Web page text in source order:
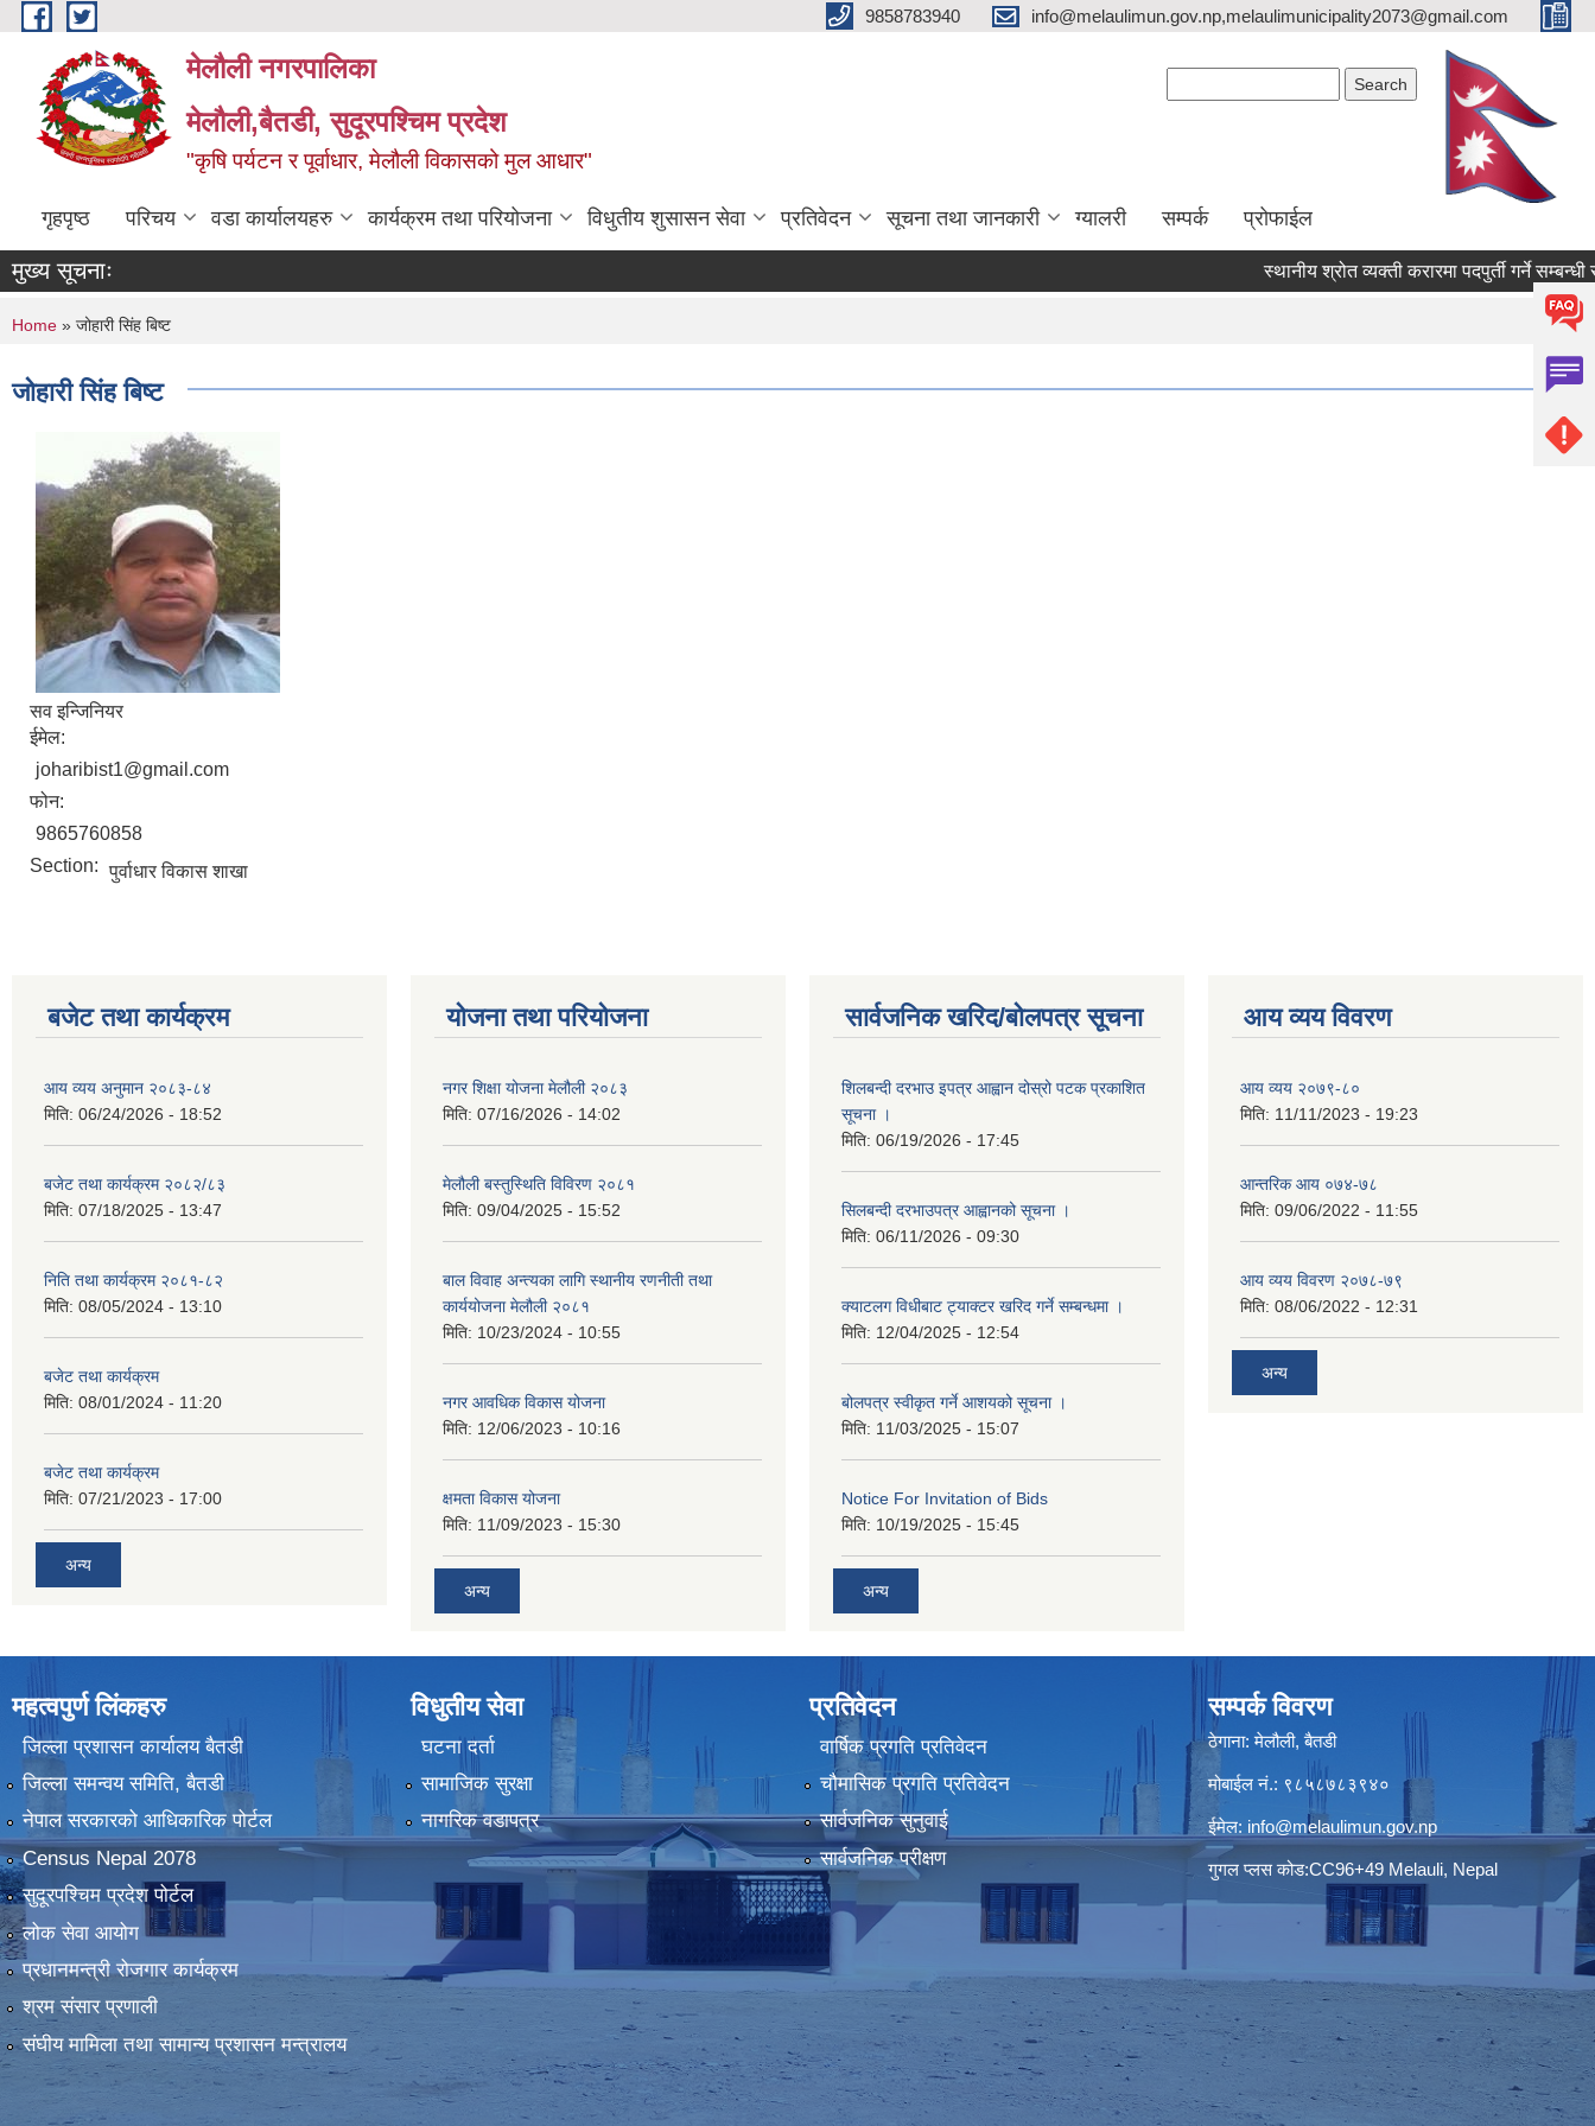
Skip to main content 9858783940 info@melaulimun.gov.np,melaulimunicipality2073@gmail.com
मेलौली नगरपालिका
मेलौली,बैतडी, सुदूरपश्‍चिम प्रदेश
"कृषि पर्यटन र पूर्वाधार, मेलौली विकासको मुल आधार"
गृहपृष्ठ परिचय वडा कार्यालयहरु कार्यक्रम तथा परियोजना विधुतीय शुसासन सेवा प्रतिवेदन सूचना तथा जानकारी ग्यालरी सम्पर्क प्रोफाईल
मुख्य सूचनाः स्थानीय श्रोत व्यक्ती करारमा पदपुर्ती गर्ने सम्बन्धी
You are here
Home » जोहारी सिंह बिष्ट
जोहारी सिंह बिष्ट
सव इन्जिनियर
ईमेल:
joharibist1@gmail.com
फोन:
9865760858
Section: पुर्वाधार विकास शाखा
बजेट तथा कार्यक्रम
आय व्यय अनुमान २०८३-८४
मिति: 06/24/2026 - 18:52
बजेट तथा कार्यक्रम २०८२/८३
मिति: 07/18/2025 - 13:47
निति तथा कार्यक्रम २०८१-८२
मिति: 08/05/2024 - 13:10
बजेट तथा कार्यक्रम
मिति: 08/01/2024 - 11:20
बजेट तथा कार्यक्रम
मिति: 07/21/2023 - 17:00
अन्य
योजना तथा परियोजना
नगर शिक्षा योजना मेलौली २०८३
मिति: 07/16/2026 - 14:02
मेलौली बस्तुस्थिति विविरण २०८१
मिति: 09/04/2025 - 15:52
बाल विवाह अन्त्यका लागि स्थानीय रणनीती तथा
कार्ययोजना मेलौली २०८१
मिति: 10/23/2024 - 10:55
नगर आवधिक विकास योजना
मिति: 12/06/2023 - 10:16
क्षमता विकास योजना
मिति: 11/09/2023 - 15:30
अन्य
सार्वजनिक खरिद/बोलपत्र सूचना
शिलबन्दी दरभाउ इपत्र आह्वान दोस्रो पटक प्रकाशित
सूचना ।
मिति: 06/19/2026 - 17:45
सिलबन्दी दरभाउपत्र आह्वानको सूचना ।
मिति: 06/11/2026 - 09:30
क्याटलग विधीबाट ट्याक्टर खरिद गर्ने सम्बन्धमा ।
मिति: 12/04/2025 - 12:54
बोलपत्र स्वीकृत गर्ने आशयको सूचना ।
मिति: 11/03/2025 - 15:07
Notice For Invitation of Bids
मिति: 10/19/2025 - 15:45
अन्य
आय व्यय विवरण
आय व्यय २०७९-८०
मिति: 11/11/2023 - 19:23
आन्तरिक आय ०७४-७८
मिति: 09/06/2022 - 11:55
आय व्यय विवरण २०७८-७९
मिति: 08/06/2022 - 12:31
अन्य
महत्वपुर्ण लिंकहरु
जिल्ला प्रशासन कार्यालय बैतडी
जिल्ला समन्वय समिति, बैतडी
नेपाल सरकारको आधिकारिक पोर्टल
Census Nepal 2078
सुदूरपश्चिम प्रदेश पोर्टल
लोक सेवा आयोग
प्रधानमन्त्री रोजगार कार्यक्रम
श्रम संसार प्रणाली
संघीय मामिला तथा सामान्य प्रशासन मन्त्रालय
विधुतीय सेवा
घटना दर्ता
सामाजिक सुरक्षा
नागरिक वडापत्र
प्रतिवेदन
वार्षिक प्रगति प्रतिवेदन
चौमासिक प्रगति प्रतिवेदन
सार्वजनिक सुनुवाई
सार्वजनिक परीक्षण
सम्पर्क विवरण
ठेगाना: मेलौली, बैतडी
मोबाईल नं.: ९८५८७८३९४०
ईमेल: info@melaulimun.gov.np
गुगल प्लस कोड:CC96+49 Melauli, Nepal